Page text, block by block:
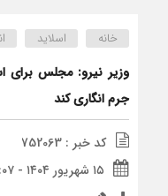
خانه اسلاید
وزیر نیرو: مجلس برای
جرم انگاری کند
کد خبر : 752063
۱۵ شهریور ۱۴۰۴ - ۲۱:۰۷